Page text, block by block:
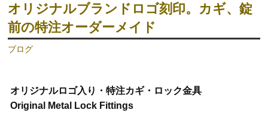
オリジナルブランドロゴ刻印。カギ、錠
前の特注オーダーメイド
ブログ
オリジナルロゴ入り・特注カギ・ロック金具
Original Metal Lock Fittings